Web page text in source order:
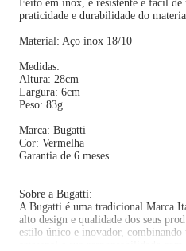
Feito em inox, é resistente e fácil
praticidade e durabilidade do
Material: Aço inox 18/10
Medidas:
Altura: 28cm
Largura: 6cm
Peso: 83g
Marca: Bugatti
Cor: Vermelha
Garantia de 6 meses
Sobre a Bugatti:
A Bugatti é uma tradicional Marca
alto design e qualidade dos seus
estilo único e inovador,